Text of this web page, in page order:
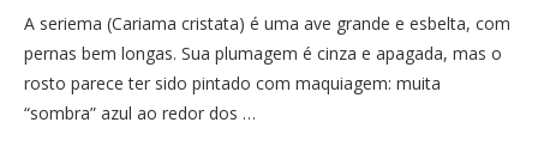
A seriema (Cariama cristata) é uma ave grande e esbelta, com
pernas bem longas. Sua plumagem é cinza e apagada, mas o
rosto parece ter sido pintado com maquiagem: muita
“sombra” azul ao redor dos …